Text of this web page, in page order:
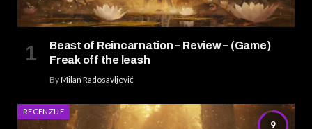
Beast of Reincarnation – Review – (Game)
Freak off the leash
ByMilan Radosavljević
9
RECENZIJE